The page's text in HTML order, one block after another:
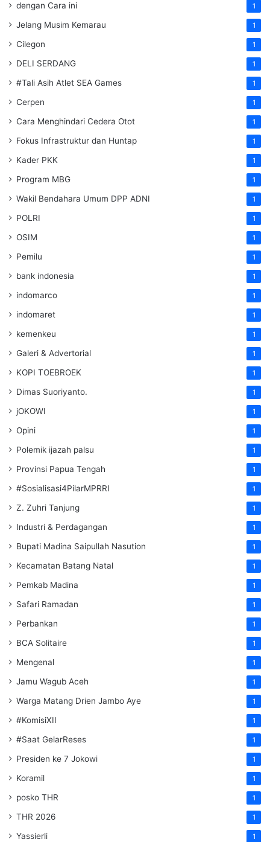
dengan Cara ini 1
Jelang Musim Kemarau 1
Cilegon 1
DELI SERDANG 1
#Tali Asih Atlet SEA Games 1
Cerpen 1
Cara Menghindari Cedera Otot 1
Fokus Infrastruktur dan Huntap 1
Kader PKK 1
Program MBG 1
Wakil Bendahara Umum DPP ADNI 1
POLRI 1
OSIM 1
Pemilu 1
bank indonesia 1
indomarco 1
indomaret 1
kemenkeu 1
Galeri & Advertorial 1
KOPI TOEBROEK 1
Dimas Suoriyanto. 1
jOKOWI 1
Opini 1
Polemik ijazah palsu 1
Provinsi Papua Tengah 1
#Sosialisasi4PilarMPRRI 1
Z. Zuhri Tanjung 1
Industri & Perdagangan 1
Bupati Madina Saipullah Nasution 1
Kecamatan Batang Natal 1
Pemkab Madina 1
Safari Ramadan 1
Perbankan 1
BCA Solitaire 1
Mengenal 1
Jamu Wagub Aceh 1
Warga Matang Drien Jambo Aye 1
#KomisiXII 1
#Saat GelarReses 1
Presiden ke 7 Jokowi 1
Koramil 1
posko THR 1
THR 2026 1
Yassierli 1